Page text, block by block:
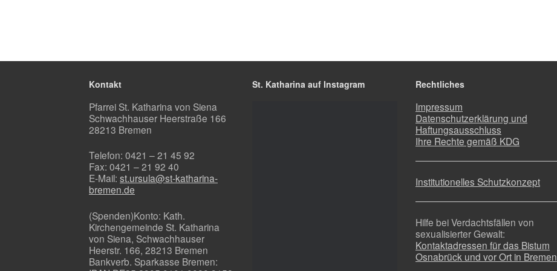
Kontakt
Pfarrei St. Katharina von Siena
Schwachhauser Heerstraße 166
28213 Bremen
Telefon: 0421 – 21 45 92
Fax: 0421 – 21 92 40
E-Mail: st.ursula@st-katharina-
bremen.de
(Spenden)Konto: Kath.
Kirchengemeinde St. Katharina
von Siena, Schwachhauser
Heerstr. 166, 28213 Bremen
Bankverb. Sparkasse Bremen:
St. Katharina auf Instagram Rechtliches
Impressum
Datenschutzerklärung und
Haftungsausschluss
Ihre Rechte gemäß KDG
Institutionelles Schutzkonzept
Hilfe bei Verdachtsfällen von
sexualisierter Gewalt:
Kontaktadressen für das Bistum
Osnabrück und vor Ort in Bremen